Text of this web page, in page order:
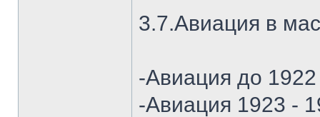
3.7.Авиация в
-Авиация до 1922
-Авиация 1923 -